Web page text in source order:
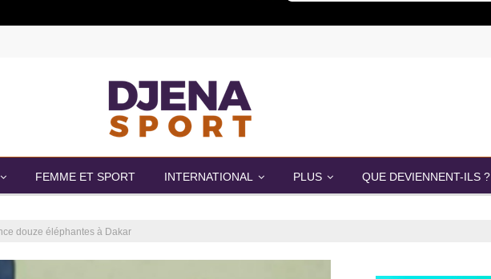
FEMME ET SPORT INTERNATIONAL PLUS QUE DEVIENNENT-ILS ?
douze éléphantes à Dakar